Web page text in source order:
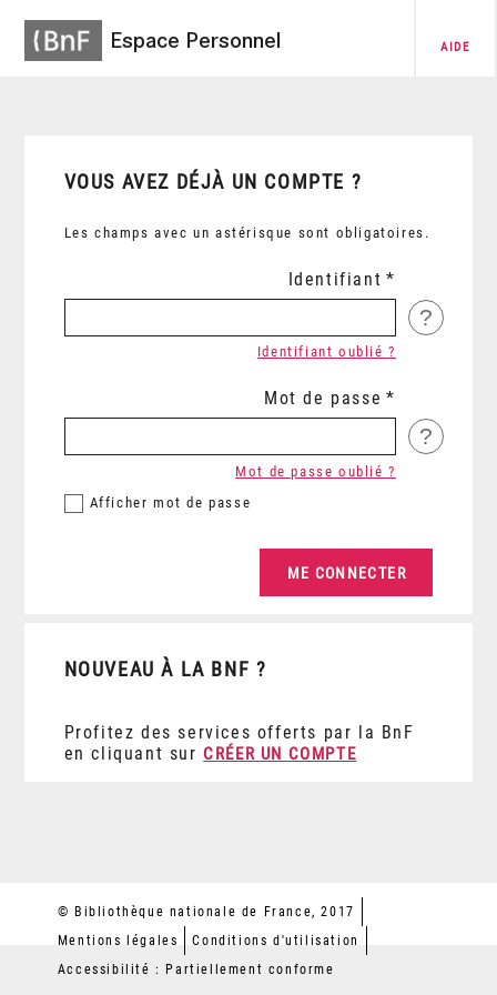
Espace Personnel AIDE
VOUS AVEZ DÉJÀ UN COMPTE ?
Les champs avec un astérisque sont obligatoires.
Identifiant
?
Identifiant oublié ?
Mot de passe
?
Afficher mot de passe
Mot de passe oublié ?
NOUVEAU À LA BNF ?
Profitez des services offerts par la BnF
en cliquant sur CRÉER UN COMPTE
© Bibliothèque nationale de France, 2017
Mentions légales
Conditions d'utilisation
Accessibilité : Partiellement conforme